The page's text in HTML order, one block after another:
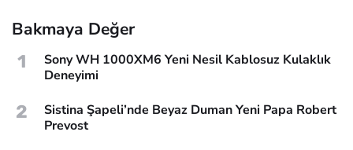
Bakmaya Değer
1
Sony WH 1000XM6 Yeni Nesil Kablosuz Kulaklık
Deneyimi
2
Sistina Şapeli’nde Beyaz Duman Yeni Papa Robert
Prevost